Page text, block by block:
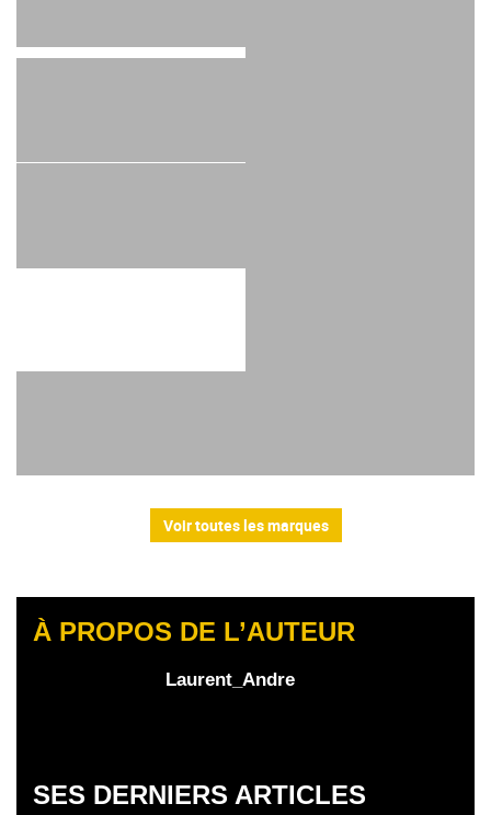
Voir toutes les marques
À PROPOS DE L’AUTEUR
Laurent_Andre
SES DERNIERS ARTICLES